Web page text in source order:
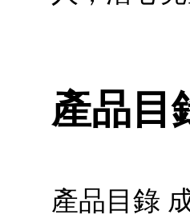
產品目
產品目錄